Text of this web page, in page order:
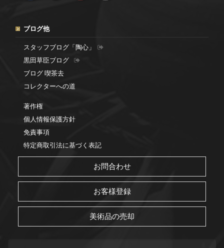
ブログ他
スタッフブログ「陶心」
黒田草臣ブログ
ブログ 喫茶去
コレクターへの道
著作権
個人情報保護方針
免責事項
特定商取引法に基づく表記
お問合わせ
お客様登録
美術品の売却